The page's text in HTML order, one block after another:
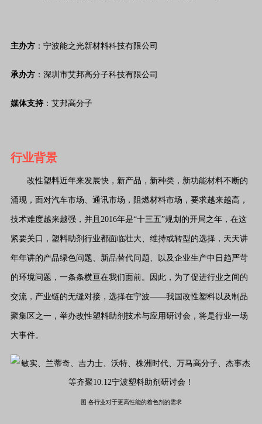
主办方 ：宁波能之光新材料科技有限公司
承办方 ：深圳市艾邦高分子科技有限公司
媒体支持 ：艾邦高分子
行业背景
改性塑料近年来发展快，新产品，新种类，新功能材料不断的
涌现，面对汽车市场、通讯市场，阻燃材料市场，要求越来越高，
技术难度越来越强，并且2016年是“十三五”规划的开局之年，在这
紧要关口，塑料助剂行业都面临壮大、维持或转型的选择，天天讲
年年讲的产品绿色问题、新品替代问题、以及企业生产中日趋严苛
的环境问题，一条条横亘在我们面前。因此，为了促进行业之间的
交流，产业链的无缝对接，选择在宁波——我国改性塑料以及制品
聚集区之一，举办改性塑料助剂技术与应用研讨会，将是行业一场
大事件。
图 各行业对于更高性能的着色剂的需求